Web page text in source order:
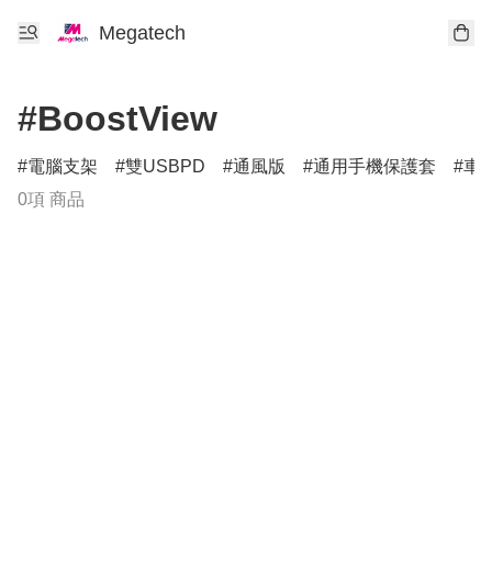
Megatech
#BoostView
電腦支架 雙USBPD 通風版 通用手機保護套
車
0項 商品